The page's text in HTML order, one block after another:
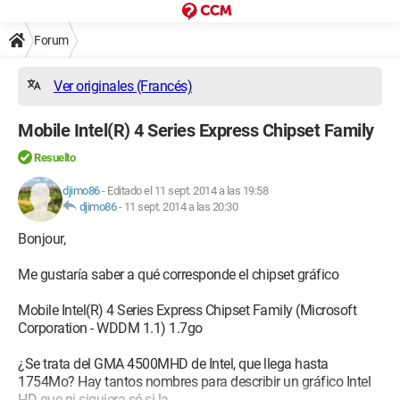
Forum
Ver originales (Francés)
Mobile Intel(R) 4 Series Express Chipset Family
Resuelto
djimo86- Editado el 11 sept. 2014 a las 19:58
djimo86- 11 sept. 2014 a las 20:30
Bonjour,
Me gustaría saber a qué corresponde el chipset gráfico
Mobile Intel(R) 4 Series Express Chipset Family (Microsoft
Corporation - WDDM 1.1) 1.7go
¿Se trata del GMA 4500MHD de Intel, que llega hasta
1754Mo? Hay tantos nombres para describir un gráfico Intel